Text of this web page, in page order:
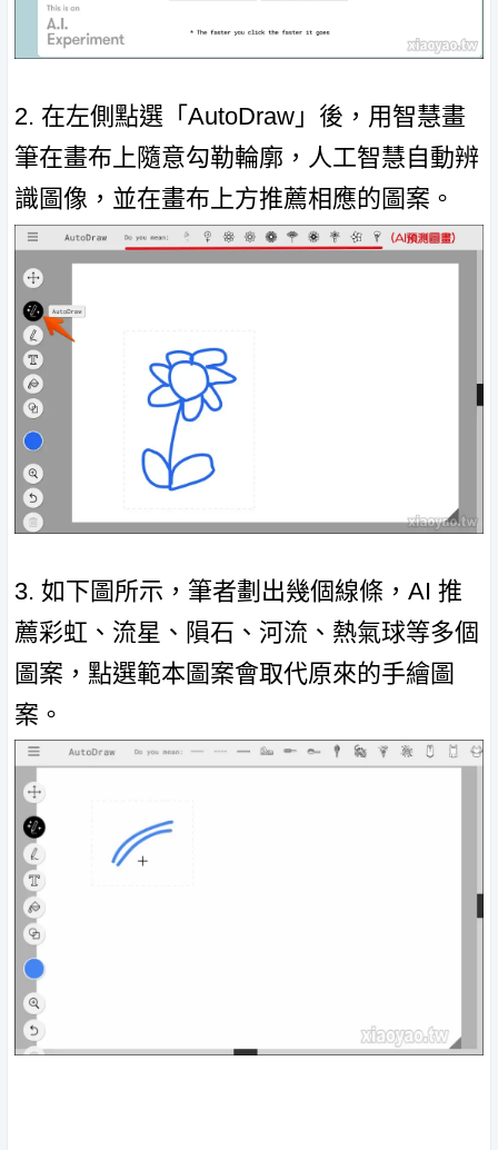
2. 在左側點選「AutoDraw」後，用智慧畫
筆在畫布上隨意勾勒輪廓，人工智慧自動辨
識圖像，並在畫布上方推薦相應的圖案。
3. 如下圖所示，筆者劃出幾個線條，AI 推
薦彩虹、流星、隕石、河流、熱氣球等多個
圖案，點選範本圖案會取代原來的手繪圖
案。